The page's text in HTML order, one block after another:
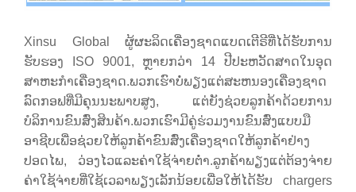
Xinsu Global ຜູ້ຜະລິດເຄື່ອງຊາດແບດເຕີຣີທີ່ໄດ້ຮັບການ
ຮັບຮອງ ISO 9001, ຫຼາຍກວ່າ 14 ປີປະຫວັດສາດໃນອຸດ
ສາຫະກໍາເຄື່ອງຊາດ.ພວກເຮົາບໍ່ພຽງແຕ່ສະຫນອງເຄື່ອງຊາດ
ລົດກອຟທີ່ມີຄຸນນະພາບສູງ, ແຕ່ຍັງຊ່ວຍລູກຄ້າດ້ວຍການ
ບໍລິການຂົນສົ່ງສິນຄ້າ.ພວກເຮົາມີຄູ່ຮ່ວມງານຂົນສົ່ງແບບມື
ອາຊີບເພື່ອຊ່ວຍໃຫ້ລູກຄ້າຂົນສົ່ງເຄື່ອງຊາດໃຫ້ລູກຄ້າຢ່າງ
ປອດໄພ, ວ່ອງໄວແລະຄ່າໃຊ້ຈ່າຍຕ່ໍາ.ລູກຄ້າພຽງແຕ່ຕ້ອງຈ່າຍ
ຄ່າໃຊ້ຈ່າຍທີ່ໃຊ້ເວລາພຽງເລັກນ້ອຍເພື່ອໃຫ້ໄດ້ຮັບ chargers